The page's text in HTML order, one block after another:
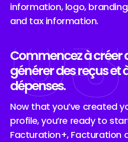
information, logo,
and tax information.
03
Commencez à créer
générer des reçus et
dépenses.
Now that you’ve created
profile, you’re ready to
Facturation+, Facturation